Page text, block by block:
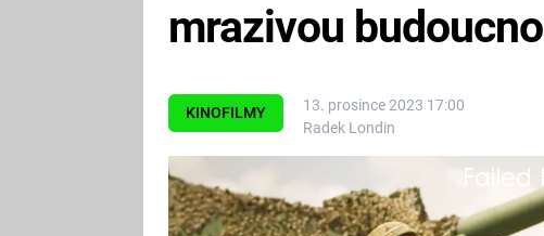
KINOFILMY
13. prosince 2023 17:00
Radek Londin
mrazivou
Failed
Americké impérium se hroutí samo do
traileru nového filmu od oceňovaného